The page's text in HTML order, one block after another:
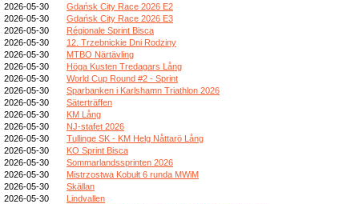
2026-05-30
Gdańsk City Race 2026 E2
2026-05-30
Gdańsk City Race 2026 E3
2026-05-30
Régionale Sprint Bisca
2026-05-30
12. Trzebnickie Dni Rodziny
2026-05-30
MTBO Närtävling
2026-05-30
Höga Kusten Tredagars Lång
2026-05-30
World Cup Round #2 - Sprint
2026-05-30
Sparbanken i Karlshamn Triathlon 2026
2026-05-30
Säterträffen
2026-05-30
KM Lång
2026-05-30
NJ-stafet 2026
2026-05-30
Tullinge SK - KM Helg Nåttarö Lång
2026-05-30
KO Sprint Bisca
2026-05-30
Sommarlandssprinten 2026
2026-05-30
Mistrzostwa Kobułt 6 runda MWiM
2026-05-30
Skällan
2026-05-30
Lindvallen